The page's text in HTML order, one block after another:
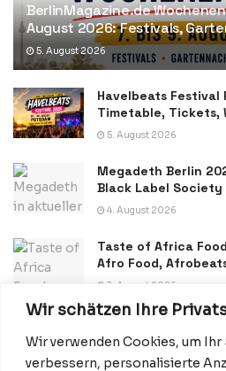
Wir schätzen Ihre
Wir verwenden Cookies, um Ihr
verbessern, personalisierte
BerlinMagazine.de
August 2026: Festivals,
5. August 2026
Havelbeats Festival
Timetable, Tickets,
5. August 2026
Megadeth Berlin
Black Label Society
4. August 2026
Taste of Africa
Afro Food,
3. August 2026